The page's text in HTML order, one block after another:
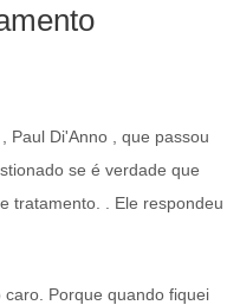
Paul Di'Anno , que passou
se é verdade que
tratamento. . Ele respondeu
Porque quando fiquei